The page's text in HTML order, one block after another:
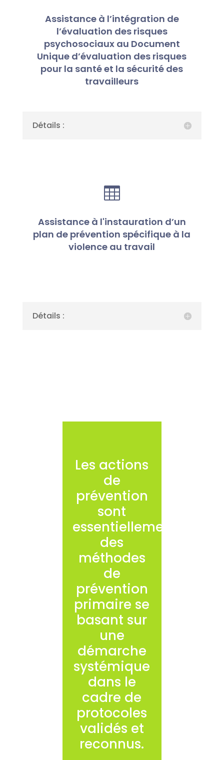
Assistance à l’intégration de
l’évaluation des risques
psychosociaux au Document
Unique d’évaluation des risques
pour la santé et la sécurité des
travailleurs
Détails :

Assistance à l'instauration d’un
plan de prévention spécifique à la
violence au travail
Détails :
Les actions
de
prévention
sont
essentiellement
des
méthodes
de
prévention
primaire se
basant sur
une
démarche
systémique
dans le
cadre de
protocoles
validés et
reconnus.